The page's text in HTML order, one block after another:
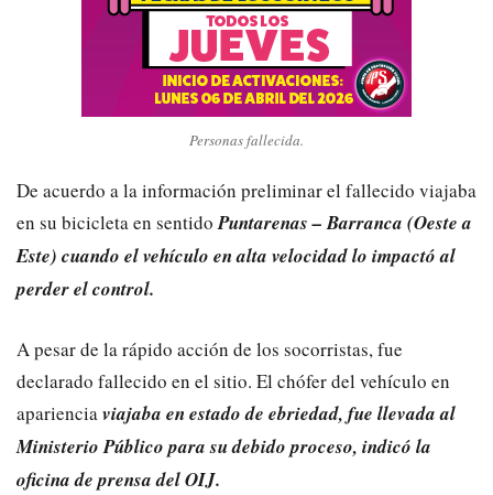
Personas fallecida.
De acuerdo a la información preliminar el fallecido viajaba
en su bicicleta en sentidoPuntarenas – Barranca (Oeste a
Este) cuando el vehículo en alta velocidad lo impactó al
perder el control.
A pesar de la rápido acción de los socorristas, fue
declarado fallecido en el sitio. El chófer del vehículo en
aparienciaviajaba en estado de ebriedad, fue llevada al
Ministerio Público para su debido proceso, indicó la
oficina de prensa del OIJ.